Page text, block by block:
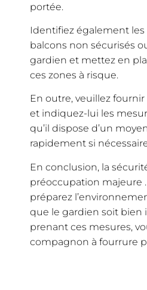
portée.
Identifiez également les
balcons non sécurisés
gardien et mettez en
ces zones à risque.
En outre, veuillez
et indiquez-lui les
qu’il dispose d’un
rapidement si
En conclusion, la
préoccupation majeure
préparez
que le gardien soit bien
prenant ces mesures,
compagnon à fourrure